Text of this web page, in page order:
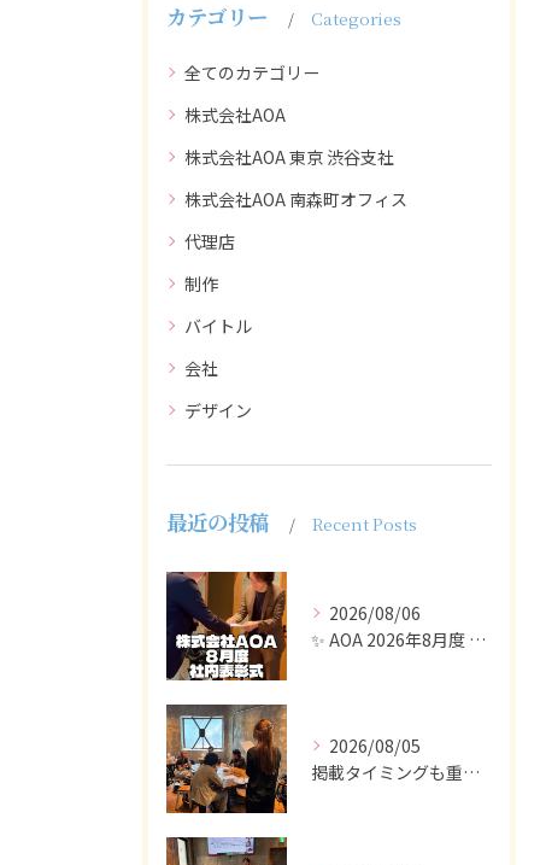
カテゴリー Categories
全てのカテゴリー
株式会社AOA
株式会社AOA 東京 渋谷支社
株式会社AOA 南森町オフィス
代理店
制作
バイトル
会社
デザイン
最近の投稿 Recent Posts
2026/08/06
✨ AOA 2026年8月度 表彰式レポート ✨
2026/08/05
掲載タイミングも重要で、業界動向や求職者の活動時期に合わせて...